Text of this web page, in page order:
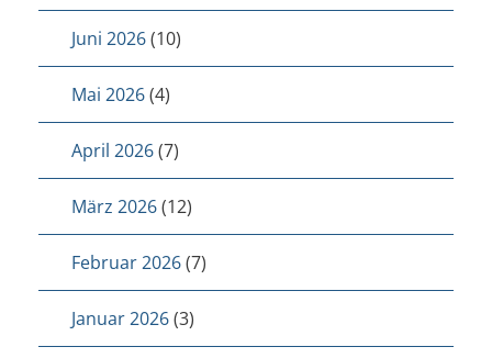
Juni 2026(10)
Mai 2026(4)
April 2026(7)
März 2026(12)
Februar 2026(7)
Januar 2026(3)